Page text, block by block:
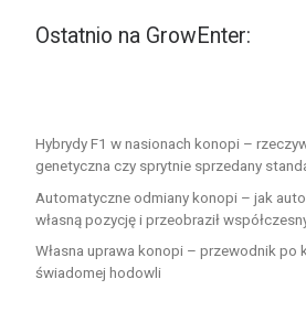
Ostatnio na GrowEnter:
Hybrydy F1 w nasionach konopi –
genetyczna czy sprytnie sprzedany
Automatyczne odmiany konopi – jak
własną pozycję i przeobraził
Własna uprawa konopi – przewodnik po
świadomej hodowli